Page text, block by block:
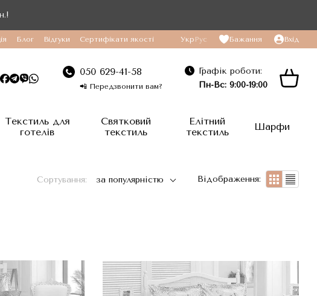
Блог Відгуки Сертифікати якості Укр Рус Бажання Вхід
050 629-41-58
📲 Передзвонити вам?
Графік роботи:
Пн-Вс: 9:00-19:00
Текстиль для
готелів
Святковий
текстиль
Елітний
текстиль
Шарфи
Сортування: за популярністю Відображення: